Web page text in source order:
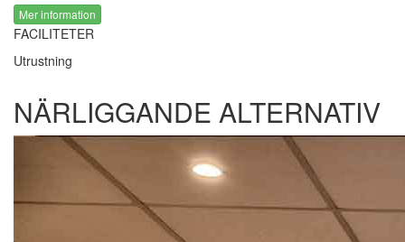
Mer information
FACILITETER
Utrustning
NÄRLIGGANDE ALTERNATIV